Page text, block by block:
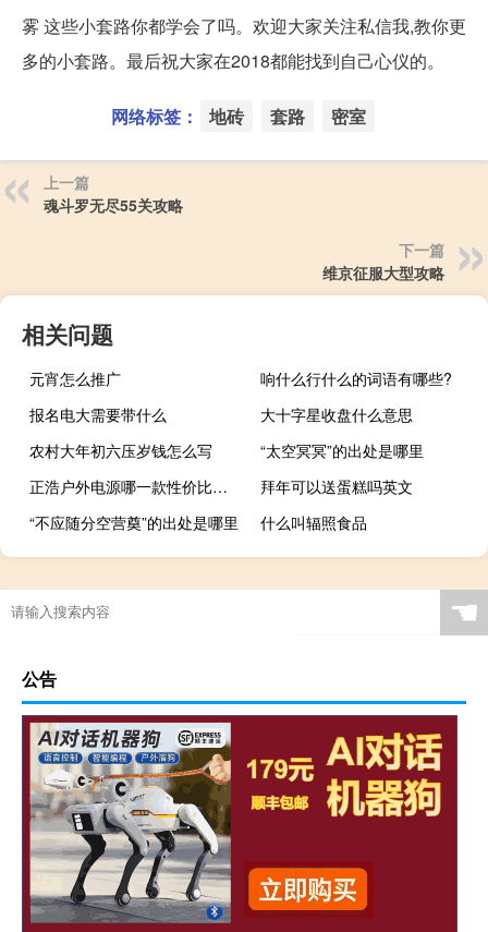
雾 这些小套路你都学会了吗。欢迎大家关注私信我,教你更
多的小套路。最后祝大家在2018都能找到自己心仪的。
网络标签： 地砖 套路 密室
上一篇
魂斗罗无尽55关攻略
下一篇
维京征服大型攻略
相关问题
元宵怎么推广
响什么行什么的词语有哪些?
报名电大需要带什么
大十字星收盘什么意思
农村大年初六压岁钱怎么写
“太空冥冥”的出处是哪里
正浩户外电源哪一款性价比高（正浩户外电源）
拜年可以送蛋糕吗英文
“不应随分空营奠”的出处是哪里
什么叫辐照食品
☚
公告